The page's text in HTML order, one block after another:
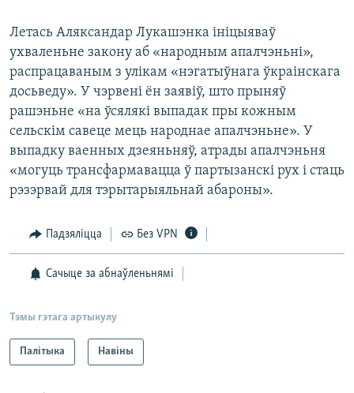
Летась Аляксандар Лукашэнка ініцыяваў
ухваленьне закону аб «народным апалчэньні»,
распрацаваным з улікам «нэгатыўнага ўкраінскага
досьведу». У чэрвені ён заявіў, што прыняў
рашэньне «на ўсялякі выпадак пры кожным
сельскім савеце мець народнае апалчэньне». У
выпадку ваенных дзеяньняў, атрады апалчэньня
«могуць трансфармавацца ў партызанскі рух і стаць
рэзэрвай для тэрытарыяльнай абароны».
Падзяліцца Без VPN
Сачыце за абнаўленьнямі
Тэмы гэтага артыкулу
Палітыка Навіны